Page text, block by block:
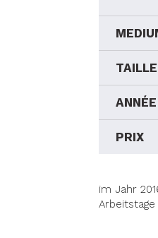
TAILLE
ANNÉE
PRIX
im Jahr
Arbeitstage